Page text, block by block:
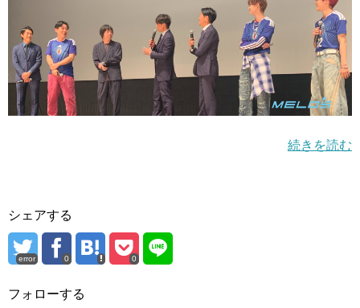
続きを読む
シェアする
error 0 0
フォローする